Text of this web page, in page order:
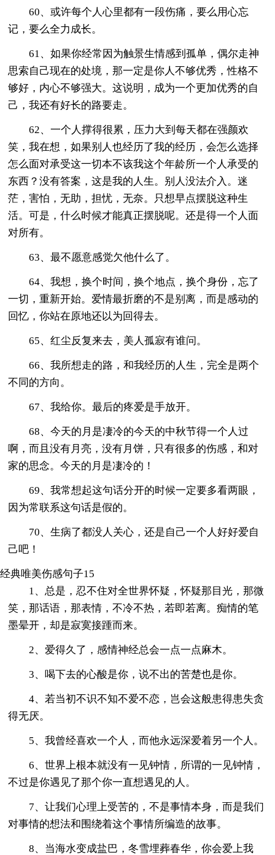
60、或许每个人心里都有一段伤痛，要么用心忘
记，要么全力成长。
61、如果你经常因为触景生情感到孤单，偶尔走神
思索自己现在的处境，那一定是你人不够优秀，性格不
够好，内心不够强大。这说明，成为一个更加优秀的自
己，我还有好长的路要走。
62、一个人撑得很累，压力大到每天都在强颜欢
笑，我在想，如果别人也经历了我的经历，会怎么选择
怎么面对承受这一切本不该我这个年龄所一个人承受的
东西？没有答案，这是我的人生。别人没法介入。迷
茫，害怕，无助，担忧，无奈。只想早点摆脱这种生
活。可是，什么时候才能真正摆脱呢。还是得一个人面
对所有。
63、最不愿意感觉欠他什么了。
64、我想，换个时间，换个地点，换个身份，忘了
一切，重新开始。爱情最折磨的不是别离，而是感动的
回忆，你站在原地还以为回得去。
65、红尘反复来去，美人孤寂有谁问。
66、我所想走的路，和我经历的人生，完全是两个
不同的方向。
67、我给你。最后的疼爱是手放开。
68、今天的月是凄冷的今天的中秋节得一个人过
啊，而且没有月亮，没有月饼，只有很多的伤感，和对
家的思念。今天的月是凄冷的！
69、我常想起这句话分开的时候一定要多看两眼，
因为常联系这句话是假的。
70、生病了都没人关心，还是自己一个人好好爱自
己吧！
经典唯美伤感句子15
1、总是，忍不住对全世界怀疑，怀疑那目光，那微
笑，那话语，那表情，不冷不热，若即若离。痴情的笔
墨晕开，却是寂寞接踵而来。
2、爱得久了，感情神经总会一点一点麻木。
3、喝下去的心酸是你，说不出的苦楚也是你。
4、若当初不识不知不爱不恋，岂会这般患得患失贪
得无厌。
5、我曾经喜欢一个人，而他永远深爱着另一个人。
6、世界上根本就没有一见钟情，所谓的一见钟情，
不过是你遇见了那个你一直想遇见的人。
7、让我们心理上受苦的，不是事情本身，而是我们
对事情的想法和围绕着这个事情所编造的故事。
8、当海水变成盐巴，冬雪埋葬春华，你会爱上我